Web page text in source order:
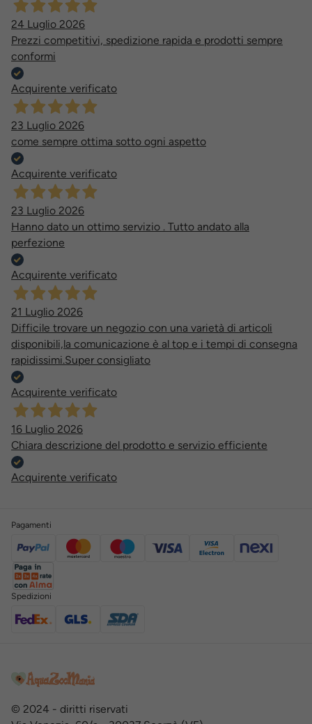
24 Luglio 2026
Prezzi competitivi, spedizione rapida e prodotti sempre
conformi
Acquirente verificato
23 Luglio 2026
come sempre ottima sotto ogni aspetto
Acquirente verificato
23 Luglio 2026
Hanno dato un ottimo servizio . Tutto andato alla
perfezione
Acquirente verificato
21 Luglio 2026
Difficile trovare un negozio con una varietà di articoli
disponibili,la comunicazione è al top e i tempi di consegna
rapidissimi.Super consigliato
Acquirente verificato
16 Luglio 2026
Chiara descrizione del prodotto e servizio efficiente
Acquirente verificato
Pagamenti
Spedizioni
© 2024 - diritti riservati